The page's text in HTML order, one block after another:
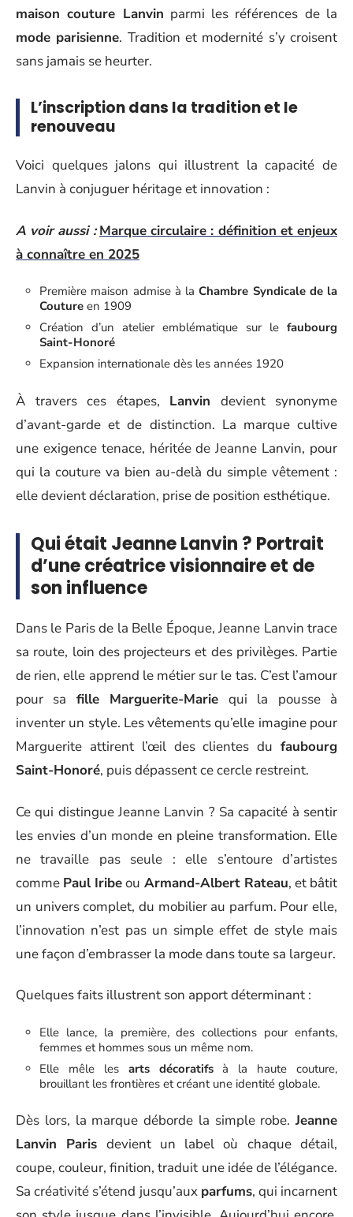
maison couture Lanvin parmi les références de la
mode parisienne. Tradition et modernité s’y croisent
sans jamais se heurter.
L’inscription dans la tradition et le
renouveau
Voici quelques jalons qui illustrent la capacité de
Lanvin à conjuguer héritage et innovation :
A voir aussi : Marque circulaire : définition et enjeux
à connaître en 2025
Première maison admise à laChambre Syndicale de la
Couture en 1909
Création d’un atelier emblématique sur le faubourg
Saint-Honoré
Expansion internationale dès les années 1920
À travers ces étapes, Lanvin devient synonyme
d’avant-garde et de distinction. La marque cultive
une exigence tenace, héritée de Jeanne Lanvin, pour
qui la couture va bien au-delà du simple vêtement :
elle devient déclaration, prise de position esthétique.
Qui était Jeanne Lanvin ? Portrait
d’une créatrice visionnaire et de
son influence
Dans le Paris de la Belle Époque, Jeanne Lanvin trace
sa route, loin des projecteurs et des privilèges. Partie
de rien, elle apprend le métier sur le tas. C’est l’amour
pour sa fille Marguerite-Marie qui la pousse à
inventer un style. Les vêtements qu’elle imagine pour
Marguerite attirent l’œil des clientes du faubourg
Saint-Honoré, puis dépassent ce cercle restreint.
Ce qui distingue Jeanne Lanvin ? Sa capacité à sentir
les envies d’un monde en pleine transformation. Elle
ne travaille pas seule : elle s’entoure d’artistes
comme Paul Iribeou Armand-Albert Rateau, et bâtit
un univers complet, du mobilier au parfum. Pour elle,
l’innovation n’est pas un simple effet de style mais
une façon d’embrasser la mode dans toute sa largeur.
Quelques faits illustrent son apport déterminant :
Elle lance, la première, des collections pour enfants,
femmes et hommes sous un même nom.
Elle mêle les arts décoratifsà la haute couture,
brouillant les frontières et créant une identité globale.
Dès lors, la marque déborde la simple robe. Jeanne
Lanvin Paris devient un label où chaque détail,
coupe, couleur, finition, traduit une idée de l’élégance.
Sa créativité s’étend jusqu’aux parfums, qui incarnent